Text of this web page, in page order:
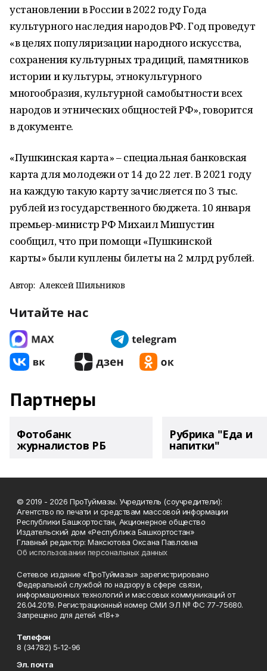
установлении в России в 2022 году Года
культурного наследия народов РФ. Год проведут
«в целях популяризации народного искусства,
сохранения культурных традиций, памятников
истории и культуры, этнокультурного
многообразия, культурной самобытности всех
народов и этнических общностей РФ», говорится
в документе.
«Пушкинская карта» – специальная банковская
карта для молодежи от 14 до 22 лет. В 2021 году
на каждую такую карту зачисляется по 3 тыс.
рублей из государственного бюджета. 10 января
премьер-министр РФ Михаил Мишустин
сообщил, что при помощи «Пушкинской
карты» были куплены билеты на 2 млрд рублей.
Автор: Алексей Шильников
Читайте нас
Партнеры
Фотобанк
журналистов РБ
Рубрика "Еда и
напитки"
© 2019 - 2026 ПроТуймазы. Учредитель (соучредители):
Агентство по печати и средствам массовой информации
Республики Башкортостан, Акционерное общество
Издательский дом «Республика Башкортостан»
Главный редактор: Максютова Оксана Павловна
Об использовании персональных данных
Сетевое издание «ПроТуймазы» зарегистрировано
Федеральной службой по надзору в сфере связи,
информационных технологий и массовых коммуникаций от
26.04.2019. Регистрационный номер СМИ ЭЛ № ФС 77-75680.
Запрещено для детей «18+»
Телефон
8 (34782) 5-12-96
Эл. почта